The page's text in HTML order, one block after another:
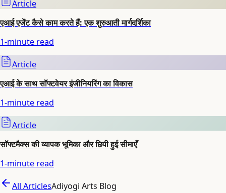
Article
एआई एजेंट कैसे काम करते हैं: एक शुरुआती मार्गदर्शिका
1-minute read
Article
एआई के साथ सॉफ्टवेयर इंजीनियरिंग का विकास
1-minute read
Article
सॉफ्टमैक्स की व्यापक भूमिका और छिपी हुई सीमाएँ
1-minute read
All ArticlesAdiyogi Arts Blog